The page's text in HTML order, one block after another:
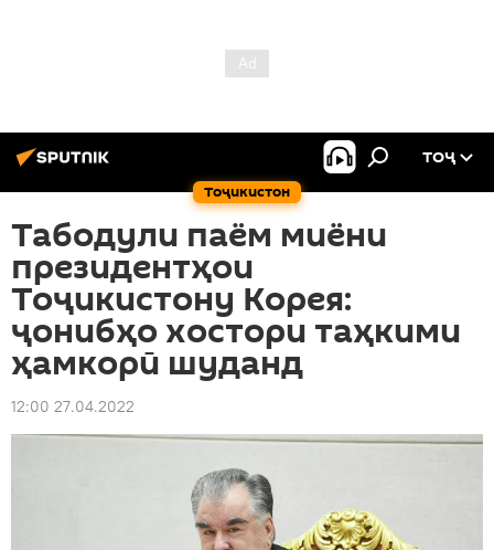
Тоҷикистон
ТОҶ
Табодули паём миёни
президентҳои
Тоҷикистону Корея:
ҷонибҳо хостори таҳкими
ҳамкорӣ шуданд
12:00 27.04.2022